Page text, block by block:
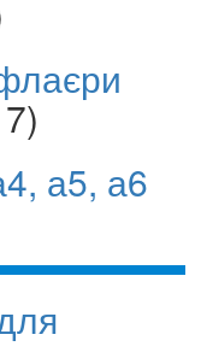
а5, а6